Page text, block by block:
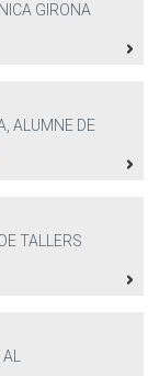
GIRONA
ALUMNE DE
TALLERS